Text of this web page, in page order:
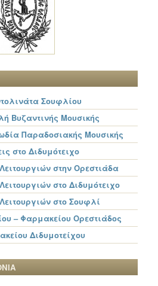
Σουφλίου
Βυζαντινής Μουσικής
Παραδοσιακής Μουσικής
στο Διδυμότειχο
στην Ορεστιάδα
στο Διδυμότειχο
στο Σουφλί
– Φαρμακείου Ορεστιάδος
Διδυμοτείχου